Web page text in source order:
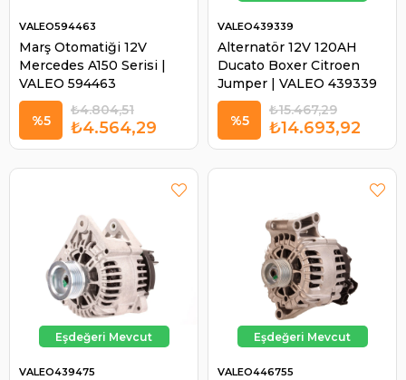
Marş Otomatiği 12V
Mercedes A150 Serisi |
VALEO 594463
VALEO594463
₺4.564,29
₺4.804,51
%5
Alternatör 12V 120AH
Ducato Boxer Citroen
Jumper | VALEO 439339
VALEO439339
₺14.693,92
₺15.467,29
%5
VALEO439475 VALEO446755